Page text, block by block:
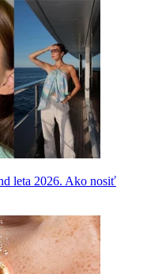
leta 2026. Ako nosiť